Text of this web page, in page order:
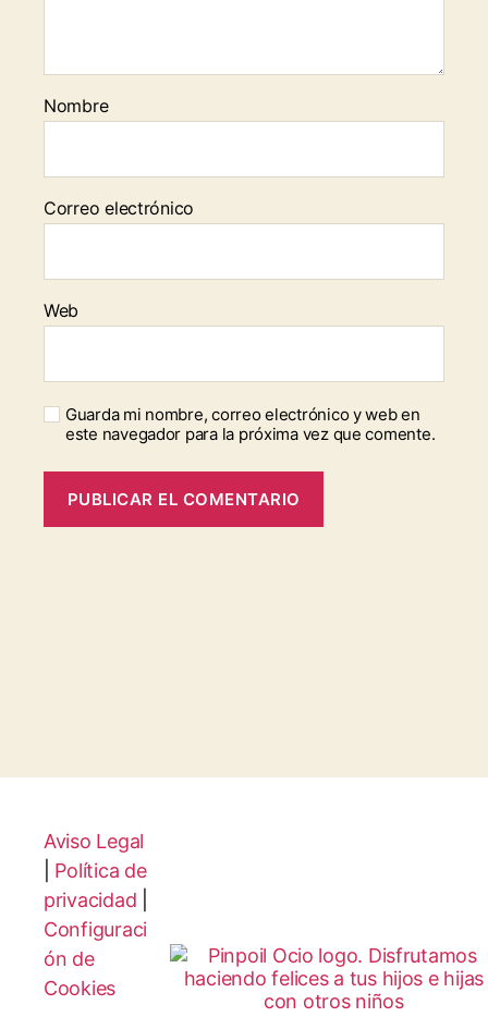
Nombre
Correo electrónico
Web
Guarda mi nombre, correo electrónico y web en
este navegador para la próxima vez que comente.
Aviso Legal
Política de
privacidad
Configuraci
ón de
Cookies